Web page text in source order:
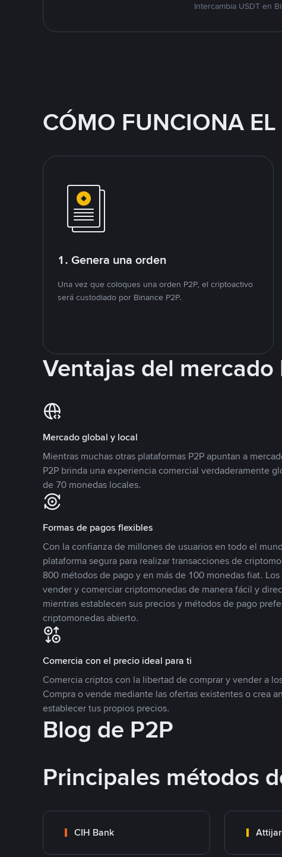
Intercambia USDT en
CÓMO FUNCIONA EL
1. Genera una orden
Una vez que coloques una orden P2P, el criptoactivo
será custodiado por Binance P2P.
Ventajas del mercado
Mercado global y local
Mientras muchas otras plataformas P2P apuntan a
P2P brinda una experiencia comercial verdaderamente
de 70 monedas locales.
Formas de pagos flexibles
Con la confianza de millones de usuarios en todo el
plataforma segura para realizar transacciones de
800 métodos de pago y en más de 100 monedas fiat.
vender y comerciar criptomonedas de manera fácil y
mientras establecen sus precios y métodos de pago
criptomonedas abierto.
Comercia con el precio ideal para ti
Comercia criptos con la libertad de comprar y vender a
Compra o vende mediante las ofertas existentes o crea
establecer tus propios precios.
Blog de P2P
Principales métodos
CIH Bank